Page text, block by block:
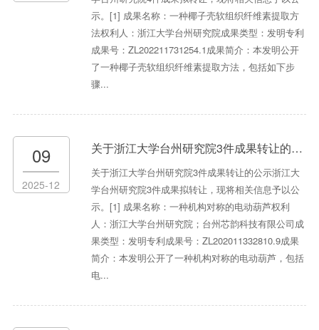
示。[1] 成果名称：一种椰子壳软组织纤维素提取方
法权利人：浙江大学台州研究院成果类型：发明专利
成果号：ZL202211731254.1成果简介：本发明公开
了一种椰子壳软组织纤维素提取方法，包括如下步
骤...
09
2025-12
关于浙江大学台州研究院3件成果转让的公示
关于浙江大学台州研究院3件成果转让的公示浙江大
学台州研究院3件成果拟转让，现将相关信息予以公
示。[1] 成果名称：一种机构对称的电动葫芦权利
人：浙江大学台州研究院；台州芯韵科技有限公司成
果类型：发明专利成果号：ZL202011332810.9成果
简介：本发明公开了一种机构对称的电动葫芦，包括
电...